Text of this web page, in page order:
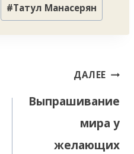
#Татул Манасерян
ДАЛЕЕ
Выпрашивание
мира у
желающих